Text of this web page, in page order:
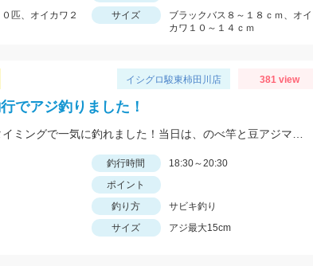
匹、オイカワ２
サイズ
ブラックバス８～１８ｃｍ、オイ
カワ１０～１４ｃｍ
イシグロ駿東柿田川店 381 view
でアジ釣りました！
釣行時間
18:30～20:30
ポイント
釣り方
サビキ釣り
サイズ アジ最大15cm